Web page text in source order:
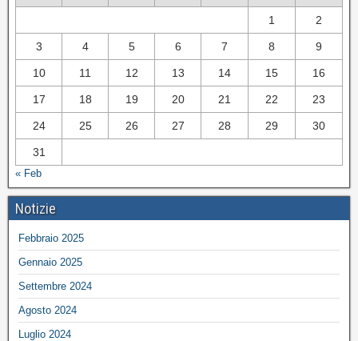
1 2
3 4 5 6 7 8 9
10 11 12 13 14 15 16
17 18 19 20 21 22 23
24 25 26 27 28 29 30
31
« Feb
Notizie
Febbraio 2025
Gennaio 2025
Settembre 2024
Agosto 2024
Luglio 2024